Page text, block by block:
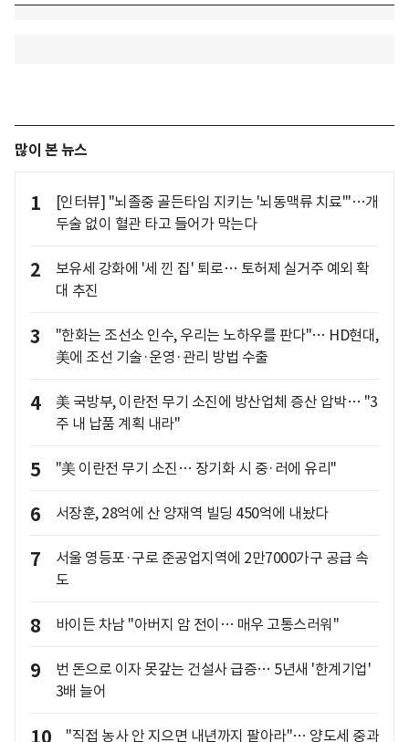
많이 본 뉴스
1
[인터뷰] "뇌졸중 골든타임 지키는 '뇌동맥류 치료'"…개
두술 없이 혈관 타고 들어가 막는다
2
보유세 강화에 '세 낀 집' 퇴로… 토허제 실거주 예외 확
대 추진
3
"한화는 조선소 인수, 우리는 노하우를 판다"… HD현대,
美에 조선 기술·운영·관리 방법 수출
4
美 국방부, 이란전 무기 소진에 방산업체 증산 압박… "3
주 내 납품 계획 내라"
5 "美 이란전 무기 소진… 장기화 시 중·러에 유리"
6 서장훈, 28억에 산 양재역 빌딩 450억에 내놨다
7
서울 영등포·구로 준공업지역에 2만7000가구 공급 속
도
8 바이든 차남 "아버지 암 전이… 매우 고통스러워"
9
번 돈으로 이자 못갚는 건설사 급증… 5년새 '한계기업'
3배 늘어
"직접 농사 안 지으면 내년까지 팔아라"… 양도세 중과